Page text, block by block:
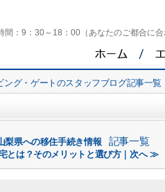
間： 9：30～18：00（あなたのご都合に合
ング・ゲートのスタッフブログ記事一覧
梨県への移住手続き情報 記事一覧
とは？そのメリットと選び方｜次へ ≫